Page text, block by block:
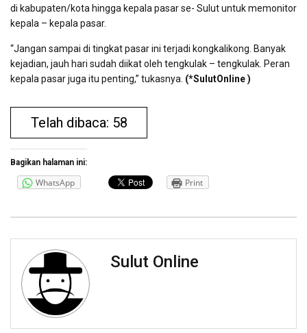
di kabupaten/kota hingga kepala pasar se- Sulut untuk memonitor
kepala – kepala pasar.
“Jangan sampai di tingkat pasar ini terjadi kongkalikong. Banyak
kejadian, jauh hari sudah diikat oleh tengkulak – tengkulak. Peran
kepala pasar juga itu penting,” tukasnya. (*SulutOnline )
Telah dibaca: 58
Bagikan halaman ini:
WhatsApp Print
Sulut Online